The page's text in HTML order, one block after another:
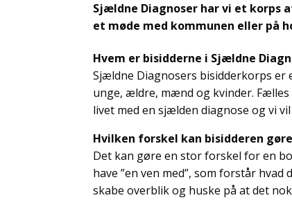
Sjældne Diagnoser har vi et
et møde med kommunen eller på
Hvem er bisidderne i Sjældne
Sjældne Diagnosers bisidderkorps er
unge, ældre, mænd og kvinder.
livet med en sjælden diagnose og vi
Hvilken forskel kan bisidderen
Det kan gøre en stor forskel for en
have ”en ven med”, som forstår
skabe overblik og huske på at det